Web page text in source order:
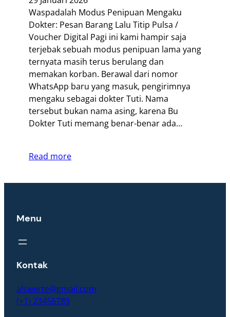
Waspadalah Modus Penipuan Mengaku
Dokter: Pesan Barang Lalu Titip Pulsa /
Voucher Digital Pagi ini kami hampir saja
terjebak sebuah modus penipuan lama yang
ternyata masih terus berulang dan
memakan korban. Berawal dari nomor
WhatsApp baru yang masuk, pengirimnya
mengaku sebagai dokter Tuti. Nama
tersebut bukan nama asing, karena Bu
Dokter Tuti memang benar-benar ada…
Read more
Menu
Kontak
alswerte@gmail.com
(+1) 23456789